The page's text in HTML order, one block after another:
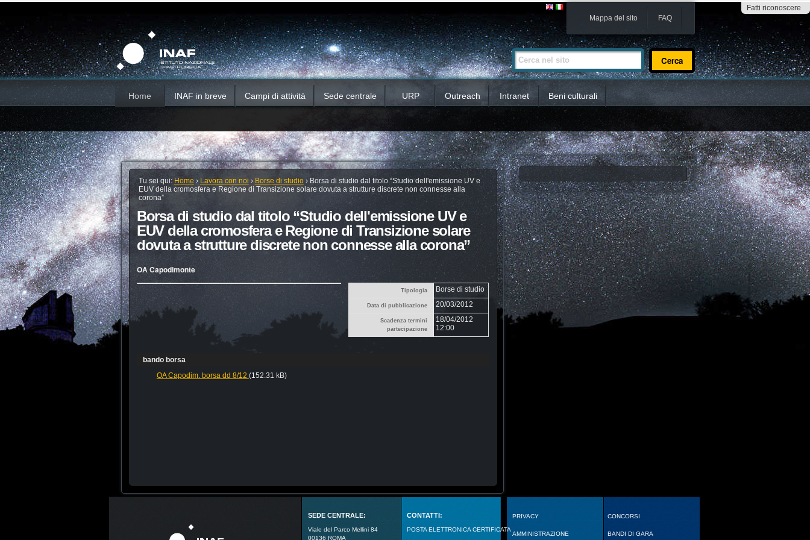
Fatti riconoscere
contenuti.
Salta
alla
navigazione
Mappa del sito FAQ
Cerca nel sito
Ricerca
avanzata…
Home INAF in breve Campi di attività Sede centrale URP Outreach Intranet Beni culturali
Tu sei qui: Home › Lavora con noi › Borse di studio › Borsa di studio dal titolo “Studio dell'emissione UV e
EUV della cromosfera e Regione di Transizione solare dovuta a strutture discrete non connesse alla
corona”
Borsa di studio dal titolo “Studio dell'emissione UV e
EUV della cromosfera e Regione di Transizione solare
dovuta a strutture discrete non connesse alla corona”
OA Capodimonte
Tipologia Borse di studio
Data di pubblicazione 20/03/2012
Scadenza termini
partecipazione
18/04/2012
12:00
bando borsa
OA Capodim. borsa dd 8/12 (152.31 kB)
SEDE CENTRALE:
Viale del Parco Mellini 84
00136 ROMA
CONTATTI:
POSTA ELETTRONICA CERTIFICATA
PRIVACY
AMMINISTRAZIONE
CONCORSI
BANDI DI GARA